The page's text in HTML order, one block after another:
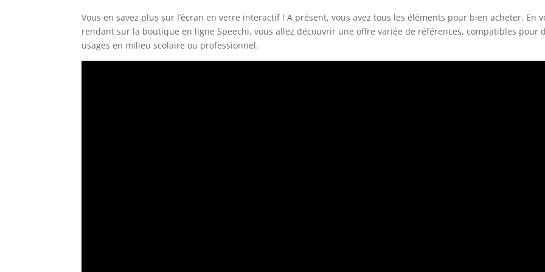
Vous en savez plus sur l’écran en verre interactif ! A présent, vous avez tous les éléments pour bien acheter. En
rendant sur la boutique en ligne Speechi, vous allez découvrir une offre variée de références, compatibles pour
usages en milieu scolaire ou professionnel.